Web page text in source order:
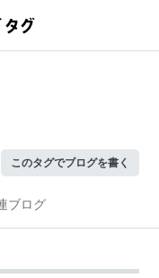
このタグでブログを書く
ブログ